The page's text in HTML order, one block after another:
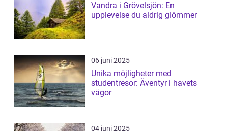
Vandra i Grövelsjön: En
upplevelse du aldrig glömmer
06 juni 2025
Unika möjligheter med
studentresor: Äventyr i havets
vågor
04 juni 2025